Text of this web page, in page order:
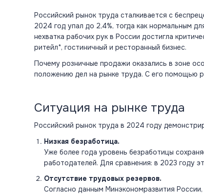
Российский рынок труда сталкивается с
2024 год упал до 2,4%, тогда как нормальным
нехватка рабочих рук в России достигла
ритейл*, гостиничный и ресторанный бизнес.
Почему розничные продажи оказались в зоне
положению дел на рынке труда. С его помощью
Ситуация на рынке труда
Российский рынок труда в 2024 году
Низкая безработица.
Уже более года уровень безработицы
работодателей. Для сравнения: в 2023 году
Отсутствие трудовых резервов.
Согласно данным Минэкономразвития